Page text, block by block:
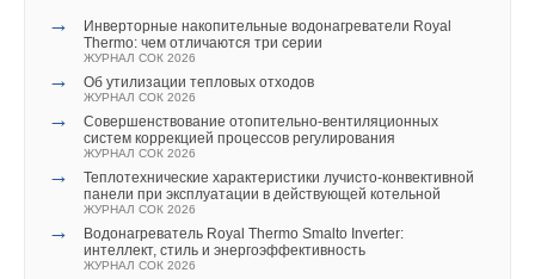
→
Инверторные накопительные водонагреватели Royal
Thermo: чем отличаются три серии
ЖУРНАЛ СОК 2026
→ Об утилизации тепловых отходов
ЖУРНАЛ СОК 2026
→
Совершенствование отопительно-вентиляционных
систем коррекцией процессов регулирования
ЖУРНАЛ СОК 2026
→
Теплотехнические характеристики лучисто-конвективной
панели при эксплуатации в действующей котельной
ЖУРНАЛ СОК 2026
→
Водонагреватель Royal Thermo Smalto Inverter:
интеллект, стиль и энергоэффективность
ЖУРНАЛ СОК 2026
не только внесены указания об устранении краски
с поверхности, но и приведены рисунки и методики, где
конкретно измерять толщину стенки отопительных приборов
всех возможных типов.
Читайте по теме:
→
Инверторные накопительные водонагреватели Royal
Thermo: чем отличаются три серии
ЖУРНАЛ СОК АВГУСТ 2026
Виды загрязнителей воздуха, включая особо опасный
РМ2.5
Мощная система очистки